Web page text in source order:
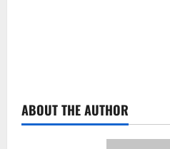
ABOUT THE AUTHOR